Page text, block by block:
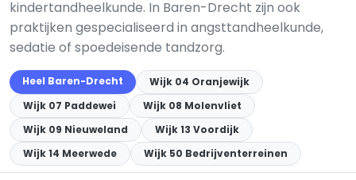
kindertandheelkunde. In Baren-Drecht zijn ook
praktijken gespecialiseerd in angsttandheelkunde,
sedatie of spoedeisende tandzorg.
Heel Baren-Drecht
Wijk 04 Oranjewijk
Wijk 07 Paddewei
Wijk 08 Molenvliet
Wijk 09 Nieuweland
Wijk 13 Voordijk
Wijk 14 Meerwede
Wijk 50 Bedrijventerreinen